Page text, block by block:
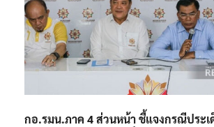
กอ.รมน.ภาค 4 ส่วนหน้า ชี้แจงกรณีประ